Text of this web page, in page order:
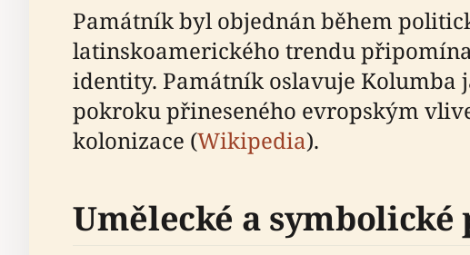
Památník byl objednán během
latinskoamerického trendu
identity. Památník oslavuje
pokroku přineseného evropským
kolonizace (Wikipedia).
Umělecké a